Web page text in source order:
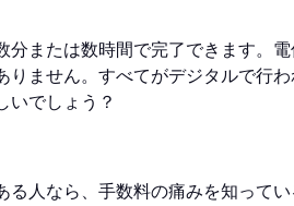
分または数時間で完了できます。
りません。すべてがデジタルで行
いでしょう？
る人なら、手数料の痛みを知って